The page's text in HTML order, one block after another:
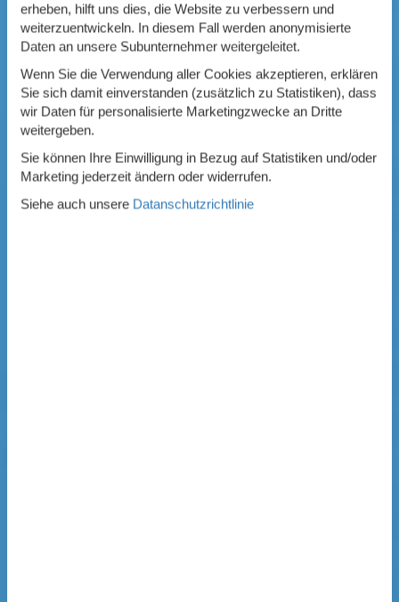
erheben, hilft uns dies, die Website zu verbessern und
weiterzuentwickeln. In diesem Fall werden anonymisierte
Daten an unsere Subunternehmer weitergeleitet.
Wenn Sie die Verwendung aller Cookies akzeptieren, erklären
Sie sich damit einverstanden (zusätzlich zu Statistiken), dass
wir Daten für personalisierte Marketingzwecke an Dritte
weitergeben.
Sie können Ihre Einwilligung in Bezug auf Statistiken und/oder
Marketing jederzeit ändern oder widerrufen.
Siehe auch unsere Datanschutzrichtlinie